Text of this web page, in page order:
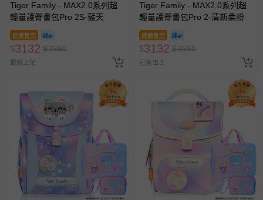
Tiger Family - MAX2.0系列超
輕量護脊書包Pro 2S-藍天
即將售完
$3132 $3680
最新上架
Tiger Family - MAX2.0系列超
輕量護脊書包Pro 2-清新柔粉
即將售完
$3132 $3680
已售出 2